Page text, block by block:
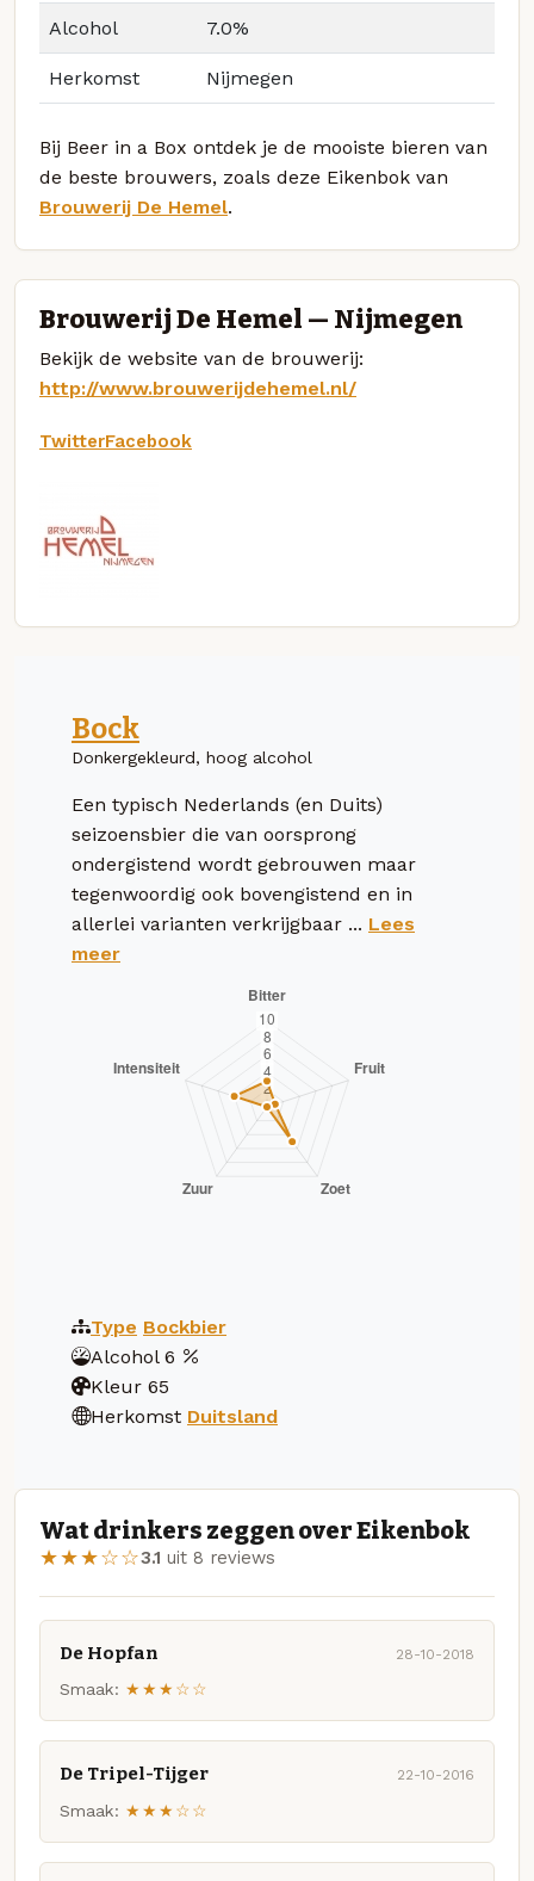
Alcohol 7.0%
Herkomst Nijmegen
Bij Beer in a Box ontdek je de mooiste bieren van
de beste brouwers, zoals deze Eikenbok van
Brouwerij De Hemel.
Brouwerij De Hemel — Nijmegen
Bekijk de website van de brouwerij:
http://www.brouwerijdehemel.nl/
TwitterFacebook
Bock
Donkergekleurd, hoog alcohol
Een typisch Nederlands (en Duits)
seizoensbier die van oorsprong
ondergistend wordt gebrouwen maar
tegenwoordig ook bovengistend en in
allerlei varianten verkrijgbaar ... Lees
meer
Type Bockbier
Alcohol 6
Kleur 65
Herkomst Duitsland
Wat drinkers zeggen over Eikenbok
★★★☆☆3.1 uit 8 reviews
De Hopfan 28-10-2018
Smaak: ★★★☆☆
De Tripel-Tijger 22-10-2016
Smaak: ★★★☆☆